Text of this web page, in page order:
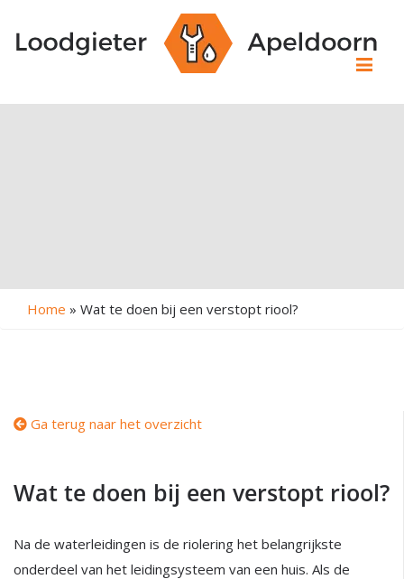
Home » Wat te doen bij een verstopt riool?
Ga terug naar het overzicht
Wat te doen bij een verstopt riool?
Na de waterleidingen is de riolering het belangrijkste
onderdeel van het leidingsysteem van een huis. Als de